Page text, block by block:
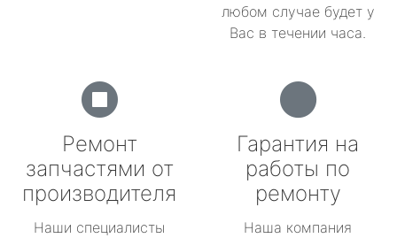
любом случае будет у
Вас в течении часа.
Ремонт
запчастями от
производителя
Наши специалисты
Гарантия на
работы по
ремонту
Наша компания